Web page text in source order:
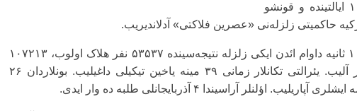
یئرالتی تکانلار اؤلکه‌نین ۱۱ ایالتینده و قونشو
حاکمیتی زلزله‌نی «عصرین فلاکتی» آدلاندیریب.
بیر نئچه ساعت آرا ایله ۱۰۵ ثانیه داوام ائد‌ن ایکی زلزله نتیجه‌سینده ۵۳۵۳۷ نفر هلاک اولوب، ۱۰۷۲۱۳
نفر ایسه مختلف خسارتلر آلیب. یئرالتی تکانلار زمانی ۳۹ مینه یاخین تیکیلی داغیلیب. بونلاردان ۲۶
اؤلنلر آراسیندا ۴ آذربایجانلی طلبه ده وار ایدی.